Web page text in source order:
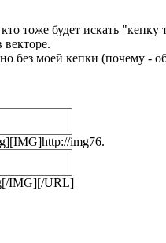
тоже будет искать "кепку
без моей кепки (почему -
img76.
IMG][/URL]